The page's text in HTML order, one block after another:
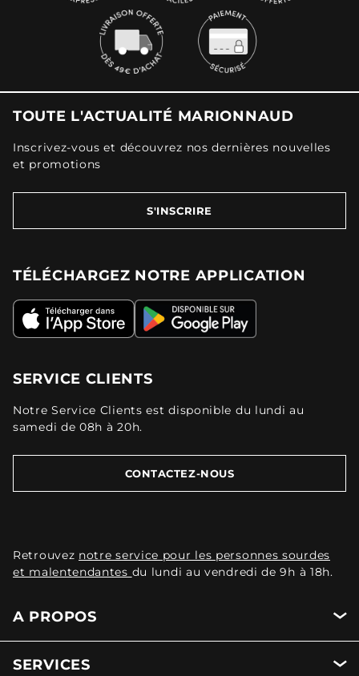
TOUTE L'ACTUALITÉ MARIONNAUD
Inscrivez-vous et découvrez nos dernières nouvelles
et promotions
S'INSCRIRE
TÉLÉCHARGEZ NOTRE APPLICATION
SERVICE CLIENTS
Notre Service Clients est disponible du lundi au
samedi de 08h à 20h.
CONTACTEZ-NOUS
Retrouvez notre service pour les personnes sourdes
et malentendantes du lundi au vendredi de 9h à 18h.
A PROPOS
SERVICES